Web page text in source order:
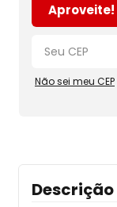
Aproveite!
Não sei meu CEP
Descrição